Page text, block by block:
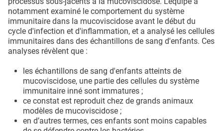
notamment examiné le comportement du système
immunitaire dans la mucoviscidose avant le début du
cycle d'infection et d'inflammation, et a analysé les cellules
immunitaires dans des échantillons de sang d'enfants. Ces
analyses révèlent que :
les échantillons de sang d'enfants atteints de
mucoviscidose, une partie des cellules du système
immunitaire inné sont immatures ;
ce constat est reproduit chez de grands animaux
modèles de mucoviscidose ;
en d’autres termes, ces enfants sont moins capables